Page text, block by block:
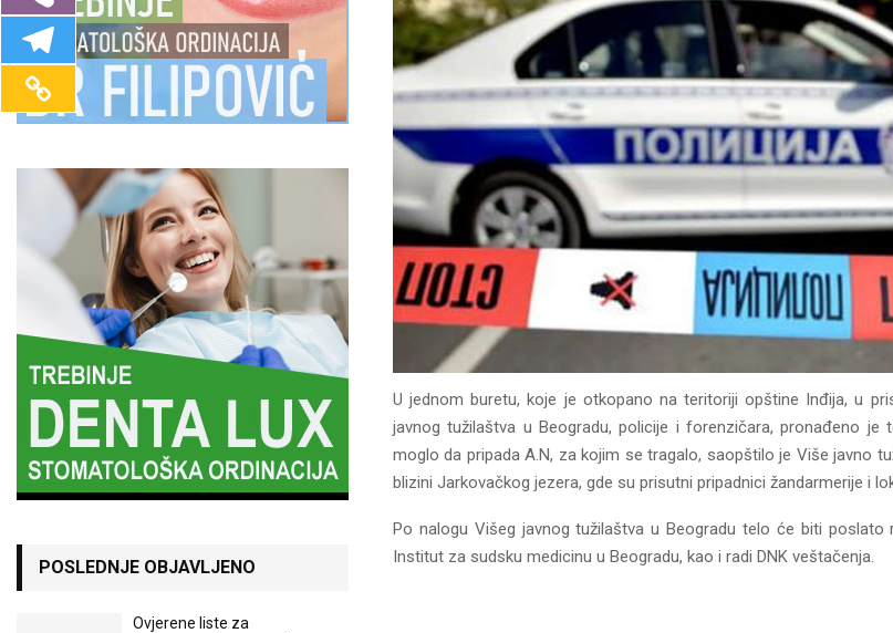
U jednom buretu, koje je otkopano na teritoriji opštine Inđija, u
javnog tužilaštva u Beogradu, policije i forenzičara, pronađeno je
moglo da pripada A.N, za kojim se tragalo, saopštilo je Više javno
blizini Jarkovačkog jezera, gde su prisutni pripadnici žandarmerije i
Po nalogu Višeg javnog tužilaštva u Beogradu telo će biti poslato
Institut za sudsku medicinu u Beogradu, kao i radi DNK veštačenja.
POSLEDNJE OBJAVLJENO
Ovjerene liste za